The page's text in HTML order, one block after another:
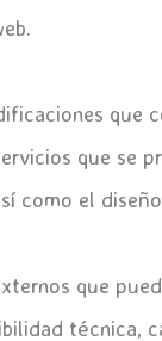
que
que se
como el
que
técnica,